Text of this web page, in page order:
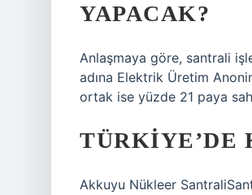
YAPACAK?
Anlaşmaya göre, santrali
adına Elektrik Üretim
ortak ise yüzde 21 paya
TÜRKIYE’DE
Akkuyu Nükleer